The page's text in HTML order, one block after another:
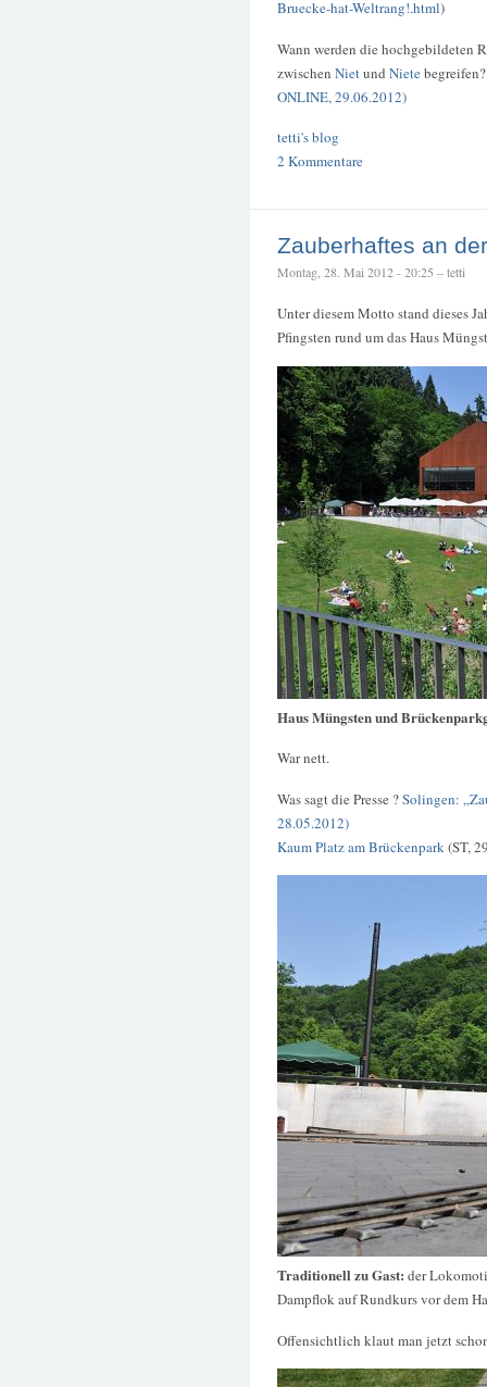
Bruecke-hat-Weltrang!.html)
Wann werden die hochgebildeten
zwischen Nietund Niete
ONLINE, 29.06.2012)
tetti's blog
2 Kommentare
Zauberhaftes an
Montag, 28. Mai 2012 - 20:25 – tetti
Unter diesem Motto stand dieses
Pfingsten rund um das Haus
Haus Müngsten und
War nett.
Was sagt die Presse ?Solingen:
28.05.2012)
Kaum Platz am Brückenpark(ST,
Traditionell zu Gast: der
Dampflok auf Rundkurs vor dem
Offensichtlich klaut man jetzt